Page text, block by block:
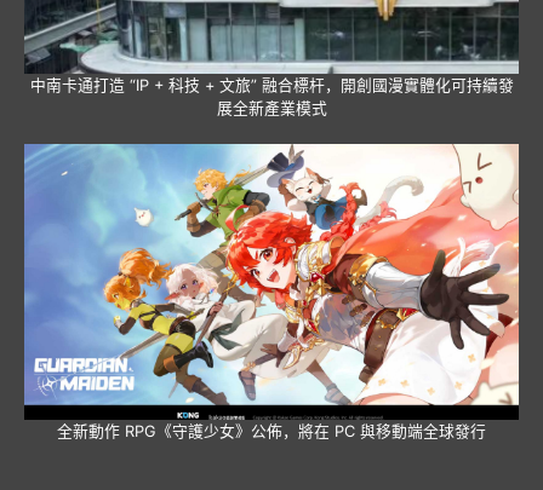
中南卡通打造 “IP + 科技 + 文旅” 融合標杆，開創國漫實體化可持續發
展全新產業模式
全新動作 RPG《守護少女》公佈，將在 PC 與移動端全球發行